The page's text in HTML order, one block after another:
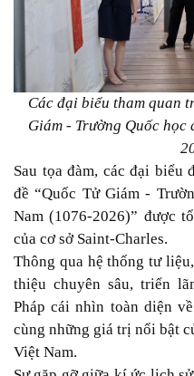
Các đại biểu tham quan
Giám - Trường Quốc học
Sau tọa đàm, các đại biểu
đề “Quốc Tử Giám -
Nam (1076-2026)” được
của cơ sở Saint-Charles.
Thông qua hệ thống tư
thiệu chuyên sâu, triển
Pháp cái nhìn toàn diện
cùng những giá trị nổi bật
Việt Nam.